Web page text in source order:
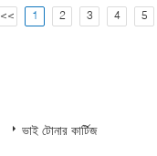
<< 1 2 3 4 5
ভাই টোনার কার্টিজ